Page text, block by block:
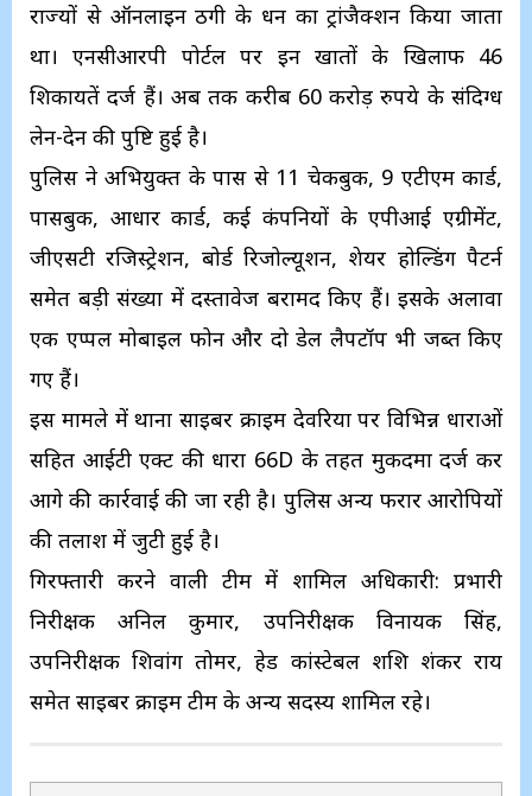
राज्यों से ऑनलाइन ठगी के धन का ट्रांजैक्शन किया जाता
था। एनसीआरपी पोर्टल पर इन खातों के खिलाफ 46
शिकायतें दर्ज हैं। अब तक करीब 60 करोड़ रुपये के संदिग्ध
लेन-देन की पुष्टि हुई है।
पुलिस ने अभियुक्त के पास से 11 चेकबुक, 9 एटीएम कार्ड,
पासबुक, आधार कार्ड, कई कंपनियों के एपीआई एग्रीमेंट,
जीएसटी रजिस्ट्रेशन, बोर्ड रिजोल्यूशन, शेयर होल्डिंग पैटर्न
समेत बड़ी संख्या में दस्तावेज बरामद किए हैं। इसके अलावा
एक एप्पल मोबाइल फोन और दो डेल लैपटॉप भी जब्त किए
गए हैं।
इस मामले में थाना साइबर क्राइम देवरिया पर विभिन्न धाराओं
सहित आईटी एक्ट की धारा 66D के तहत मुकदमा दर्ज कर
आगे की कार्रवाई की जा रही है। पुलिस अन्य फरार आरोपियों
की तलाश में जुटी हुई है।
गिरफ्तारी करने वाली टीम में शामिल अधिकारी: प्रभारी
निरीक्षक अनिल कुमार, उपनिरीक्षक विनायक सिंह,
उपनिरीक्षक शिवांग तोमर, हेड कांस्टेबल शशि शंकर राय
समेत साइबर क्राइम टीम के अन्य सदस्य शामिल रहे।